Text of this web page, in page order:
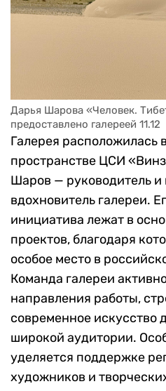
Дарья Шарова «Человек.
предоставлено галереей 11.12
Галерея расположилась
пространстве ЦСИ
Шаров — руководитель
вдохновитель галереи.
инициатива лежат в
проектов, благодаря
особое место в
Команда галереи
направления работы,
современное искусство
широкой аудитории.
уделяется поддержке
художников и